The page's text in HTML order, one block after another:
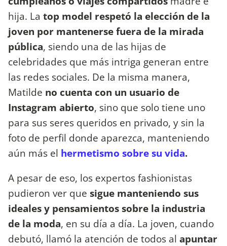
hija. La top model respetó la elección de la
joven por mantenerse fuera de la mirada
pública, siendo una de las hijas de
celebridades que más intriga generan entre
las redes sociales. De la misma manera,
Matilde no cuenta con un usuario de
Instagram abierto, sino que solo tiene uno
para sus seres queridos en privado, y sin la
foto de perfil donde aparezca, manteniendo
aún más el hermetismo sobre su vida.
A pesar de eso, los expertos fashionistas
pudieron ver que sigue manteniendo sus
ideales y pensamientos sobre la industria
de la moda, en su día a día. La joven, cuando
debutó, llamó la atención de todos al apuntar